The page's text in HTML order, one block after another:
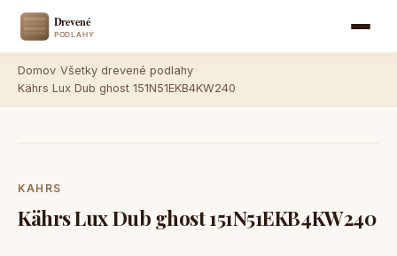
Domov Všetky drevené podlahy
Kährs Lux Dub ghost 151N51EKB4KW240
KAHRS
Kährs Lux Dub ghost 151N51EKB4KW240